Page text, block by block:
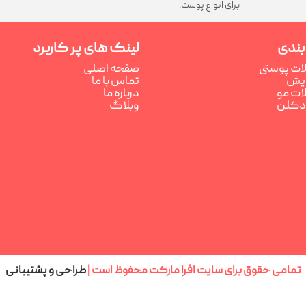
برای انواع پوست.
پوستی
مو
لینک های پر کاربرد
صفحه اصلی
تماس با ما
درباره ما
وبلاگ
تمامی حقوق برای سایت افرا مارکت محفوظ است | طراحی و پشتیبانی